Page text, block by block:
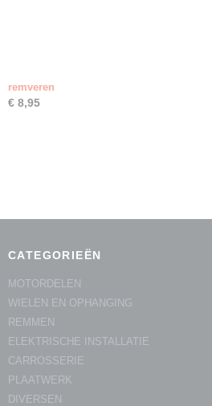
remveren
€ 8,95
CATEGORIEËN
MOTORDELEN
WIELEN EN OPHANGING
REMMEN
ELEKTRISCHE INSTALLATIE
CARROSSERIE
PLAATWERK
DIVERSEN